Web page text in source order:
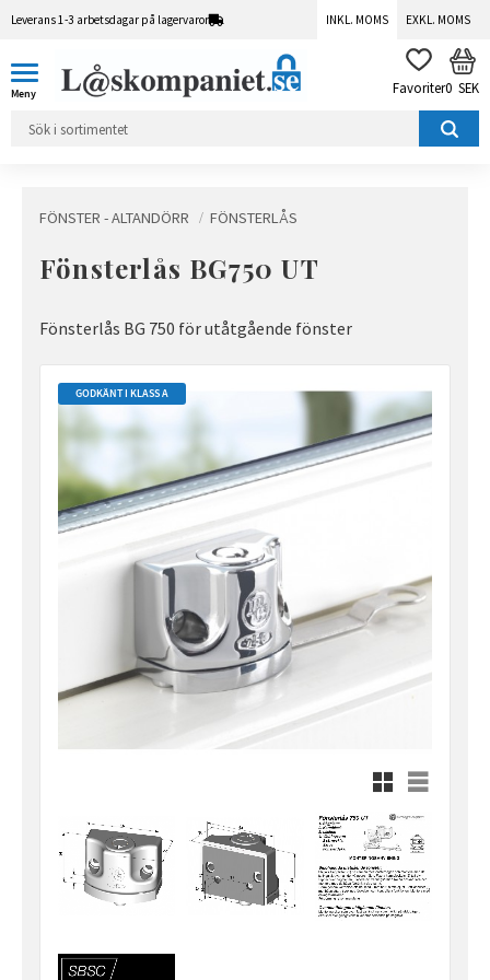
Leverans 1-3 arbetsdagar på lagervaror INKL. MOMS EXKL. MOMS
FAVORITER
0 SEK
FÖNSTER - ALTANDÖRR FÖNSTERLÅS
Fönsterlås BG750 UT
Fönsterlås BG 750 för utåtgående fönster
GODKÄNT I KLASS A
Rutnätsvy
Listvy